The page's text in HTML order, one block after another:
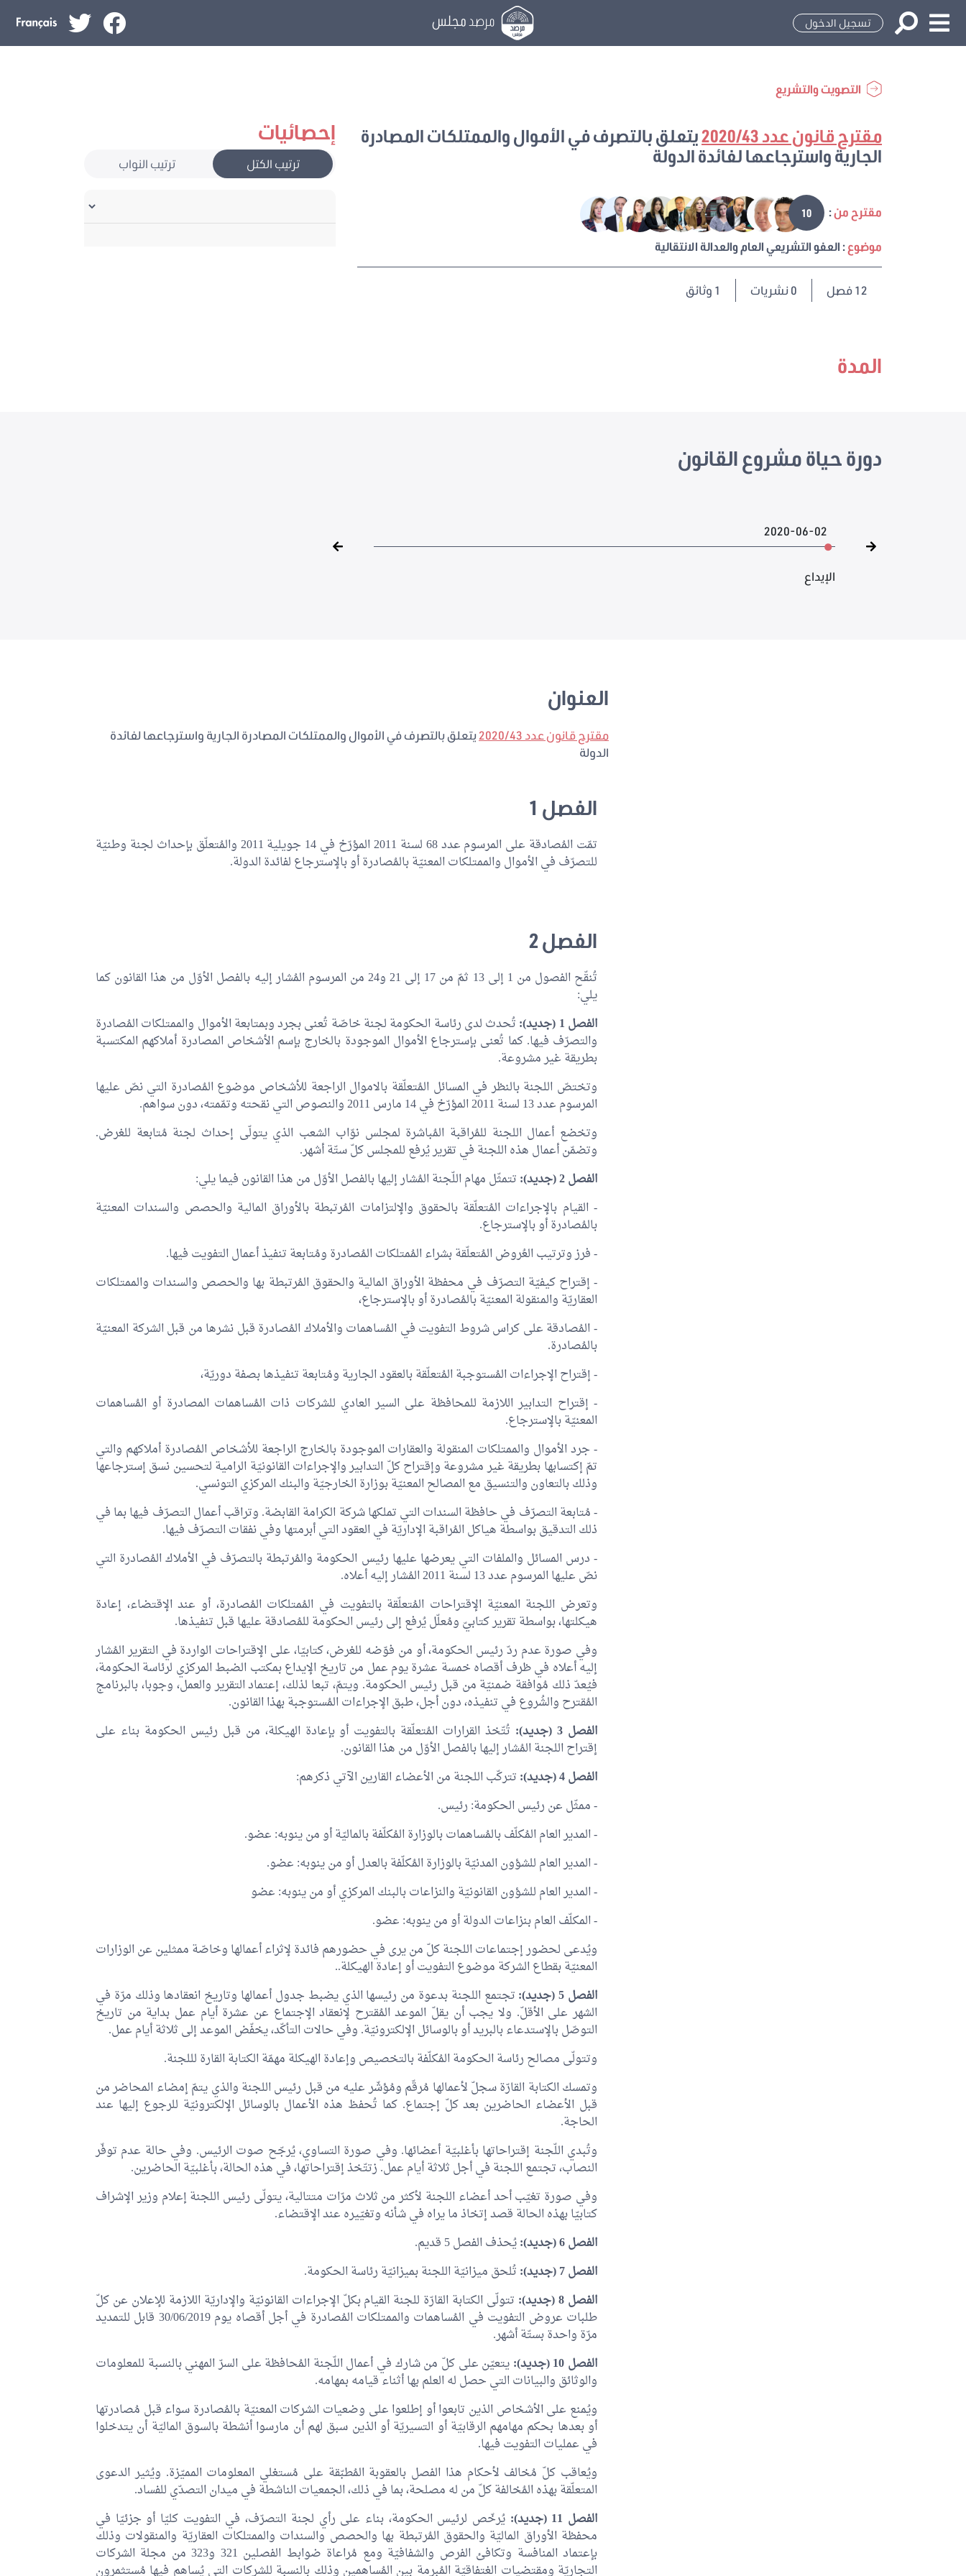
تسجيل الدخول مرصد مجلس
التصويت والتشريع
إحصائيات
ترتيب الكتل ترتيب النواب
مقترح قانون عدد 2020/43
يتعلق بالتصرف في الأموال والممتلكات المصادرة
الجارية واسترجاعها لفائدة الدولة
مقترح من:
10
موضوع: العفو التشريعي العام والعدالة الانتقالية
12فصل 0 نشريات 1 وثائق
المدة
دورة حياة مشروع القانون
2020-06-02
الإيداع
العنوان
مقترح قانون عدد 2020/43
يتعلق بالتصرف في الأموال والممتلكات المصادرة الجارية واسترجاعها لفائدة
الدولة
الفصل 1
تمّت المُصادقة على المرسوم عدد 68 لسنة 2011 المؤرّخ في 14 جويلية 2011 والمُتعلّق بإحداث لجنة وطنيّة
للتصرّف في الأموال والممتلكات المعنيّة بالمُصادرة أو بالإسترجاع لفائدة الدولة.
الفصل 2
تُنقّح الفصول من 1 إلى 13 ثمّ من 17 إلى 21 و24 من المرسوم المُشار إليه بالفصل الأوّل من هذا القانون كما
يلي:
الفصل 1 (جديد):
تُحدث لدى رئاسة الحكومة لجنة خاصّة تُعنى بجرد وبمتابعة الأموال والممتلكات المُصادرة
والتصرّف فيها. كما تُعنى بإسترجاع الأموال الموجودة بالخارج بإسم الأشخاص المصادرة أملاكهم المكتسبة
بطريقة غير مشروعة.
وتختصّ اللجنة بالنظر في المسائل المُتعلّقة بالاموال الراجعة للأشخاص موضوع المُصادرة التي نصّ عليها
المرسوم عدد 13 لسنة 2011 المؤرّخ في 14 مارس 2011 والنصوص التي نقحته وتمّمته، دون سواهم.
وتخضع أعمال اللجنة للمُراقبة المُباشرة لمجلس نوّاب الشعب الذي يتولّى إحداث لجنة مُتابعة للغرض.
وتضمّن أعمال هذه اللجنة في تقرير يُرفع للمجلس كلّ ستّة أشهر.
الفصل 2 (جديد):
تتمثّل مهام اللّجنة المُشار إليها بالفصل الأوّل من هذا القانون فيما يلي:
- القيام بالإجراءات المُتعلّقة بالحقوق والإلتزامات المُرتبطة بالأوراق المالية والحصص والسندات المعنيّة
بالمُصادرة أو بالإسترجاع.
- فرز وترتيب العُروض المُتعلّقة بشراء المُمتلكات المُصادرة ومُتابعة تنفيذ أعمال التفويت فيها.
- إقتراح كيفيّة التصرّف في محفظة الأوراق المالية والحقوق المُرتبطة بها والحصص والسندات والممتلكات
العقاريّة والمنقولة المعنيّة بالمُصادرة أو بالإسترجاع،
- المُصادقة على كراس شروط التفويت في المُساهمات والأملاك المُصادرة قبل نشرها من قبل الشركة المعنيّة
بالمُصادرة.
- إقتراح الإجراءات المُستوجبة المُتعلّقة بالعقود الجارية ومُتابعة تنفيذها بصفة دوريّة،
- إقتراح التدابير اللازمة للمحافظة على السير العادي للشركات ذات المُساهمات المصادرة أو المُساهمات
المعنيّة بالإسترجاع.
- جرد الأموال والممتلكات المنقولة والعقارات الموجودة بالخارج الراجعة للأشخاص المُصادرة أملاكهم والتي
تمّ إكتسابها بطريقة غير مشروعة وإقتراح كلّ التدابير والإجراءات القانونيّة الرامية لتحسين نسق إسترجاعها
وذلك بالتعاون والتنسيق مع المصالح المعنيّة بوزارة الخارجيّة والبنك المركزي التونسي.
- مُتابعة التصرّف في حافظة السندات التي تملكها شركة الكرامة القابضة. وتراقب أعمال التصرّف فيها بما في
ذلك التدقيق بواسطة هياكل المُراقبة الإداريّة في العقود التي أبرمتها وفي نفقات التصرّف فيها.
- درس المسائل والملفات التي يعرضها عليها رئيس الحكومة والمُرتبطة بالتصرّف في الأملاك المُصادرة التي
نصّ عليها المرسوم عدد 13 لسنة 2011 المُشار إليه أعلاه.
وتعرض اللجنة المعنيّة الإقتراحات المُتعلّقة بالتفويت في المُمتلكات المُصادرة، أو عند الإقتضاء، إعادة
هيكلتها، بواسطة تقرير كتابيّ ومُعلّل يُرفع إلى رئيس الحكومة للمُصادقة عليها قبل تنفيذها.
وفي صورة عدم ردّ رئيس الحكومة، أو من فوّضه للغرض، كتابيّا، على الإقتراحات الواردة في التقرير المُشار
إليه أعلاه في ظرف أقصاه خمسة عشرة يوم عمل من تاريخ الإيداع بمكتب الضبط المركزي لرئاسة الحكومة،
فيُعدّ ذلك مُوافقة ضمنيّة من قبل رئيس الحكومة. ويتمّ، تبعا لذلك، إعتماد التقرير والعمل، وجوبا، بالبرنامج
المُقترح والشُروع في تنفيذه، دون أجل، طبق الإجراءات المُستوجبة بهذا القانون.
الفصل 3 (جديد):
تُتّخذ القرارات المُتعلّقة بالتفويت أو بإعادة الهيكلة، من قبل رئيس الحكومة بناء على
إقتراح اللجنة المُشار إليها بالفصل الأوّل من هذا القانون.
الفصل 4 (جديد):
تتركّب اللجنة من الأعضاء القارين الآتي ذكرهم:
- ممثّل عن رئيس الحكومة: رئيس.
- المدير العام المُكلّف بالمُساهمات بالوزارة المُكلّفة بالماليّة أو من ينوبه: عضو.
- المدير العام للشؤون المدنيّة بالوزارة المُكلّفة بالعدل أو من ينوبه: عضو.
- المدير العام للشؤون القانونيّة والنزاعات بالبنك المركزي أو من ينوبه: عضو
- المكلّف العام بنزاعات الدولة أو من ينوبه: عضو.
ويُدعى لحضور إجتماعات اللجنة كلّ من يرى في حضورهم فائدة لإثراء أعمالها وخاصّة ممثلين عن الوزارات
المعنيّة بقطاع الشركة موضوع التفويت أو إعادة الهيكلة..
الفصل 5 (جديد):
تجتمع اللجنة بدعوة من رئيسها الذي يضبط جدول أعمالها وتاريخ انعقادها وذلك مرّة في
الشهر على الأقلّ. ولا يجب أن يقلّ الموعد المُقترح لإنعقاد الإجتماع عن عشرة أيام عمل بداية من تاريخ
التوصّل بالإستدعاء بالبريد أو بالوسائل الإلكترونيّة. وفي حالات التأكّد، يخفّض الموعد إلى ثلاثة أيام عمل.
وتتولّى مصالح رئاسة الحكومة المُكلّفة بالتخصيص وإعادة الهيكلة مهمّة الكتابة القارة لللجنة.
وتمسك الكتابة القارّة سجلّ لأعمالها مُرقّم ومُؤشّر عليه من قبل رئيس اللجنة والذي يتمّ إمضاء المحاضر من
قبل الأعضاء الحاضرين بعد كلّ إجتماع. كما تُحفظ هذه الأعمال بالوسائل الإلكترونيّة للرجوع إليها عند
الحاجة.
وتُبدي اللّجنة إقتراحاتها بأغلبيّة أعضائها. وفي صورة التساوي، يُرجّح صوت الرئيس. وفي حالة عدم توفّر
النصاب، تجتمع اللجنة في أجل ثلاثة أيام عمل. زتتّخذ إقتراحاتها، في هذه الحالة، بأغلبيّة الحاضرين.
وفي صورة تغيّب أحد أعضاء اللجنة لأكثر من ثلاث مرّات متتالية، يتولّى رئيس اللجنة إعلام وزير الإشراف
كتابيّا بهذه الحالة قصد إتخاذ ما يراه في شأنه وتغيّيره عند الإقتضاء.
الفصل 6 (جديد):
يُحذف الفصل 5 قديم.
الفصل 7 (جديد):
تُلحق ميزانيّة اللجنة بميزانيّة رئاسة الحكومة.
الفصل 8 (جديد):
تتولّى الكتابة القارّة للجنة القيام بكلّ الإجراءات القانونيّة والإداريّة اللازمة للإعلان عن كلّ
طلبات عروض التفويت في المُساهمات والممتلكات المُصادرة في أجل أقصاه يوم 30/06/2019 قابل للتمديد
مرّة واحدة بستّة أشهر.
الفصل 10 (جديد):
يتعيّن على كلّ من شارك في أعمال اللّجنة المُحافظة على السرّ المهني بالنسبة للمعلومات
والوثائق والبيانات التي حصل له العلم بها أثناء قيامه بمهامه.
ويُمنع على الأشخاص الذين تابعوا أو إطلعوا على وضعيات الشركات المعنيّة بالمُصادرة سواء قبل مُصادرتها
أو بعدها بحكم مهامهم الرقابيّة أو التسيريّة أو الذين سبق لهم أن مارسوا أنشطة بالسوق الماليّة أن يتدخلوا
في عمليات التفويت فيها.
ويُعاقب كلّ مُخالف لأحكام هذا الفصل بالعقوبة المُطبّقة على مُستغلي المعلومات المميّزة. ويُثير الدعوى
المتعلّقة بهذه المُخالفة كلّ من له مصلحة، بما في ذلك، الجمعيات الناشطة في ميدان التصدّي للفساد.
الفصل 11 (جديد):
يُرخّص لرئيس الحكومة، بناء على رأي لجنة التصرّف، في التفويت كليّا أو جزئيّا في
محفظة الأوراق الماليّة والحقوق المُرتبطة بها والحصص والسندات والممتلكات العقاريّة والمنقولات وذلك
بإعتماد المنافسة وتكافئ الفرص والشفافيّة ومع مُراعاة ضوابط الفصلين 321 و323 من مجلة الشركات
التجاريّة ومقتضيات الغتفاقيّة المُبرمة بين المُساهمين وذلك بالنسبة للشركات التي يُساهم فيها مُستثمرون